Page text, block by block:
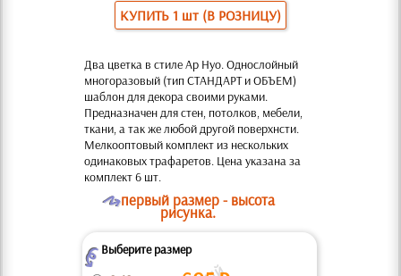
КУПИТЬ 1 шт (В РОЗНИЦУ)
Два цветка в стиле Ар Нуо. Однослойный
многоразовый (тип СТАНДАРТ и ОБЪЕМ)
шаблон для декора своими руками.
Предназначен для стен, потолков, мебели,
ткани, а так же любой другой поверхнсти.
Мелкооптовый комплект из нескольких
одинаковых трафаретов. Цена указана за
комплект 6 шт.
Oпервый размер - высота
рисунка.
ZВыберите размер